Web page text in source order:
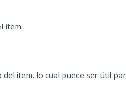
item.
item, lo cual puede ser útil